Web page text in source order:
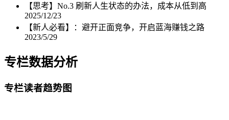
【思考】No.3 刷新人生状态的办法，成本从低到高
2025/12/23
【新人必看】：避开正面竞争，开启蓝海赚钱之路
2023/5/29
专栏数据分析
专栏读者趋势图